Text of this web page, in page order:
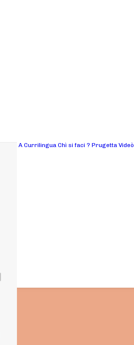
A Currilingua Chì si faci ? Prugetta Videò